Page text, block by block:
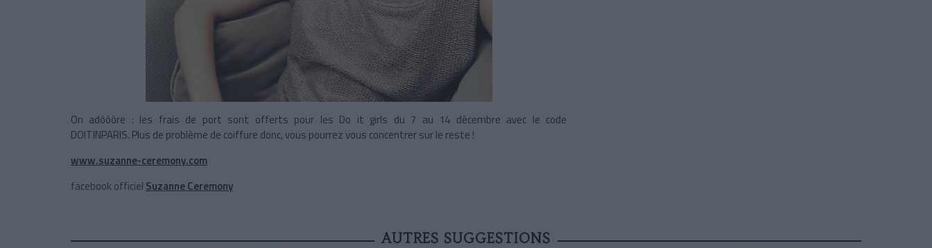
On adôôôre : les frais de port sont offerts pour les Do it girls du 7 au 14 décembre avec le code
DOITINPARIS. Plus de problème de coiffure donc, vous pourrez vous concentrer sur le reste !
www.suzanne-ceremony.com
facebook officiel Suzanne Ceremony
AUTRES SUGGESTIONS